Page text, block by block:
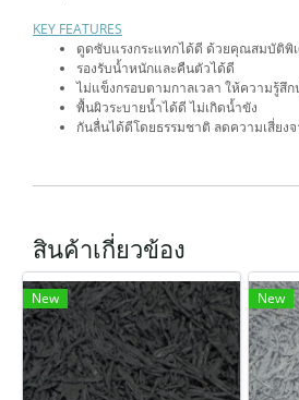
KEY FEATURES
ดูดซับแรงกระแทกได้ดี ด้วยคุณสมบัติพิ
รองรับน้ำหนักและคืนตัวได้ดี
ไม่แข็งกรอบตามกาลเวลา ให้ความรู้สึ
พื้นผิวระบายน้ำได้ดี ไม่เกิดน้ำขัง
กันลื่นได้ดีโดยธรรมชาติ ลดความเสี่ยง
สินค้าเกี่ยวข้อง
New New